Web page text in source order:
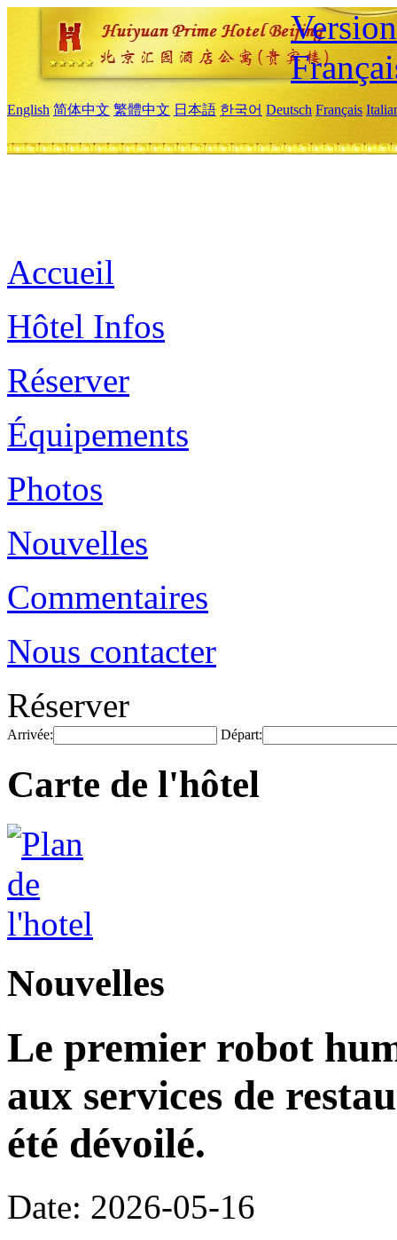
English 简体中文 繁體中文 日本語 한국어 Deutsch Français
Accueil
Hôtel Infos
Réserver
Équipements
Photos
Nouvelles
Commentaires
Nous contacter
Réserver
Arrivée: Départ:
Carte de l'hôtel
Nouvelles
Le premier robot
aux services de
été dévoilé.
Date: 2026-05-16